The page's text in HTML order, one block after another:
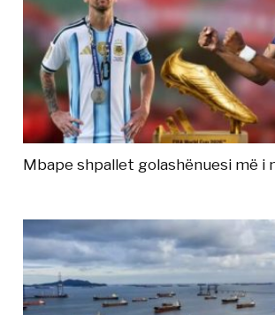
Mbape shpallet golashënuesi më i